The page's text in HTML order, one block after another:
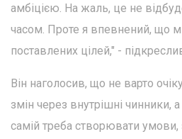
амбіцією. На жаль, це не
часом. Проте я впевнений, що
поставлених цілей," -
Він наголосив, що не варто
змін через внутрішні чинники,
самій треба створювати умови,